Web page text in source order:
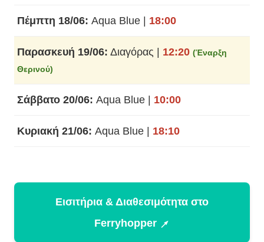
Πέμπτη 18/06: Aqua Blue | 18:00
Παρασκευή 19/06: Διαγόρας | 12:20 (Έναρξη
Θερινού)
Σάββατο 20/06: Aqua Blue | 10:00
Κυριακή 21/06: Aqua Blue | 18:10
Εισιτήρια & Διαθεσιμότητα στο
Ferryhopper ↗